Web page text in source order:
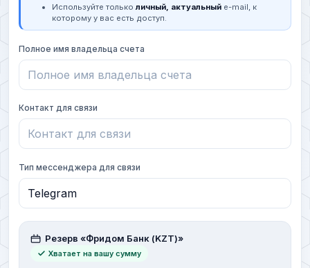
Используйте тольколичный, актуальный e-mail, к
которому у вас есть доступ.
Полное имя владельца счета
Контакт для связи
Тип мессенджера для связи
Резерв «Фридом Банк (KZT)»
Хватает на вашу сумму